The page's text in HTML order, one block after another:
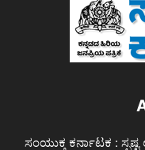
ಸಂಯುಕ್ತ ಕರ್ನಾಟಕ :